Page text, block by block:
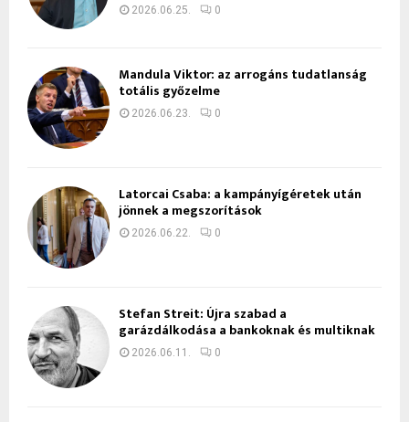
2026.06.25. 0
Mandula Viktor: az arrogáns tudatlanság
totális győzelme
2026.06.23. 0
Latorcai Csaba: a kampányígéretek után
jönnek a megszorítások
2026.06.22. 0
Stefan Streit: Újra szabad a
garázdálkodása a bankoknak és multiknak
2026.06.11. 0